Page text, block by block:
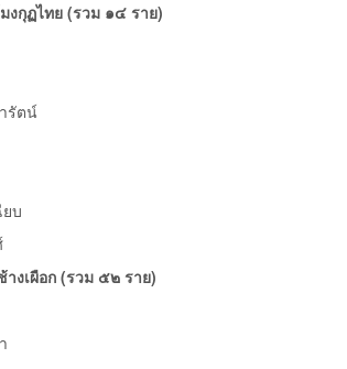
งกุฏไทย (รวม ๑๔ ราย)
ตน์
บ
งเผือก (รวม ๕๒ ราย)